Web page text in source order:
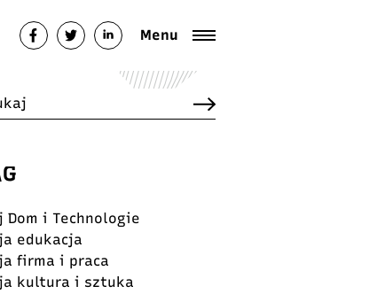
Menu
Dom i Technologie
edukacja
firma i praca
kultura i sztuka